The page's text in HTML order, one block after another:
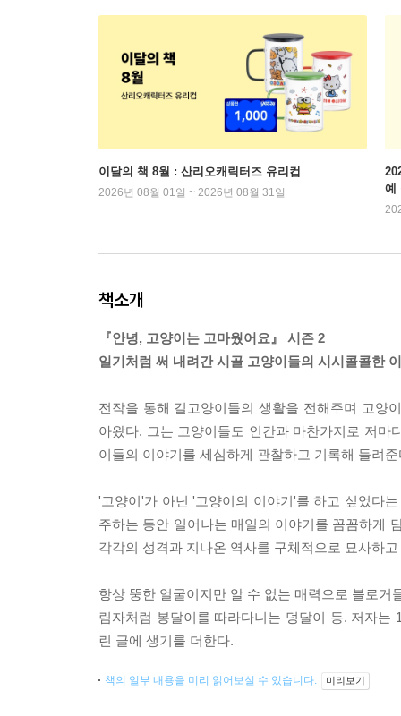
이달의 책 8월 : 산리오캐릭터즈 유리컵
2026년 08월 01일 ~ 2026년 08월 31일
예
책소개
『안녕, 고양이는 고마웠어요』 시즌 2
일기처럼 써 내려간 시골 고양이들의 시시콜콜한
전작을 통해 길고양이들의 생활을 전해주며 고양
아왔다. 그는 고양이들도 인간과 마찬가지로 저
이들의 이야기를 세심하게 관찰하고 기록해 들려준
'고양이'가 아닌 '고양이의 이야기'를 하고 싶었다
주하는 동안 일어나는 매일의 이야기를 꼼꼼하게
각각의 성격과 지나온 역사를 구체적으로 묘사하
항상 뚱한 얼굴이지만 알 수 없는 매력으로 블로
림자처럼 봉달이를 따라다니는 덩달이 등. 저자
린 글에 생기를 더한다.
책의 일부 내용을 미리 읽어보실 수 있습니다. 미리보기